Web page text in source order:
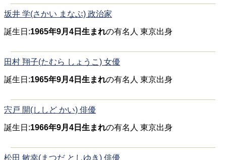
坂井 学(さかい まなぶ) 政治家
誕生日:1965年9月4日生まれの有名人 東京出身
田村 翔子(たむら しょうこ) 女優
誕生日:1965年9月4日生まれの有名人 東京出身
宍戸 開(ししど かい) 俳優
誕生日:1966年9月4日生まれの有名人 東京出身
松田 敏幸(まつだ としゆき) 俳優